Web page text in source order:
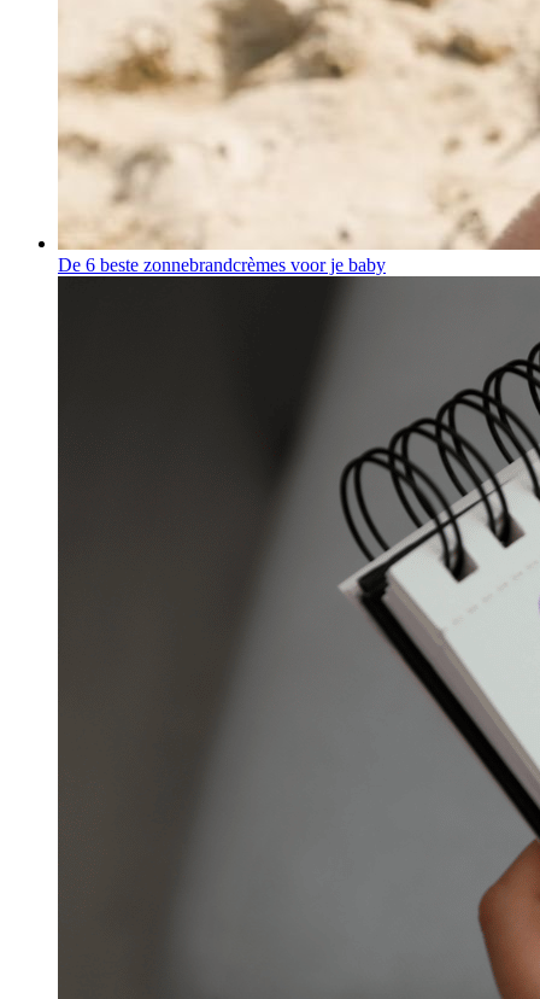
De 6 beste zonnebrandcrèmes voor je baby